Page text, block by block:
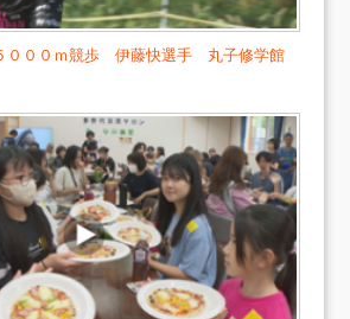
０００ｍ競歩 伊藤快選手 丸子修学館